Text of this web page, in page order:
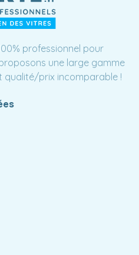
professionnel pour
une large gamme
prix incomparable !